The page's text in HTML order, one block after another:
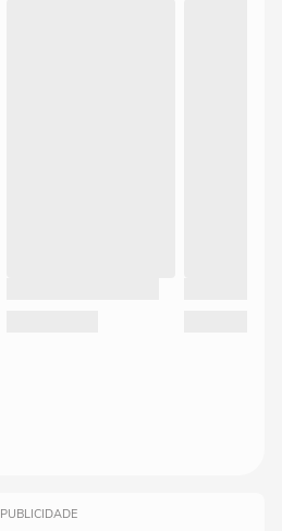
PUBLICIDADE